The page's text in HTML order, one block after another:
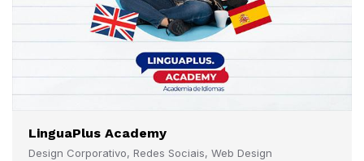
LinguaPlus Academy
Design Corporativo, Redes Sociais, Web Design